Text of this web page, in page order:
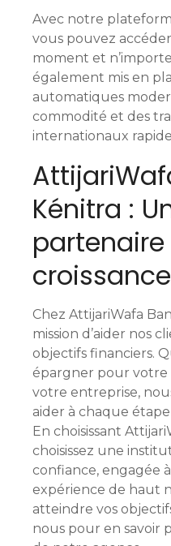
Avec notre
vous pouvez
moment et
également mis en
automatiques
commodité et des
internationaux
Kénitra :
Chez AttijariWafa
mission d’aider nos
objectifs financiers.
épargner pour
votre entreprise,
aider à chaque
En choisissant
choisissez une
confiance, engagée
expérience de haut
atteindre vos
nous pour en savoir